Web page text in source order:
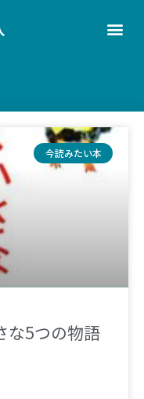
今読みたい本
5つの物語